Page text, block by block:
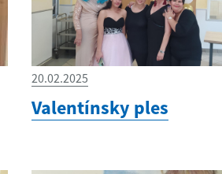
20.02.2025
Valentínsky ples